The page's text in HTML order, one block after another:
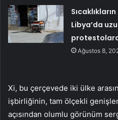
Libya’da
Ağustos 8,
Xi, bu çerçevede iki ülke
işbirliğinin, tam ölçekli
açısından olumlu görünüm